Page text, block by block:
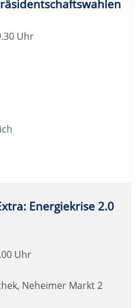
Uhr
Energiekrise 2.0
Uhr
Neheimer Markt 2